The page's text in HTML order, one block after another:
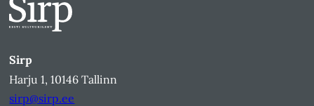
Sirp
Harju 1, 10146 Tallinn
sirp@sirp.ee